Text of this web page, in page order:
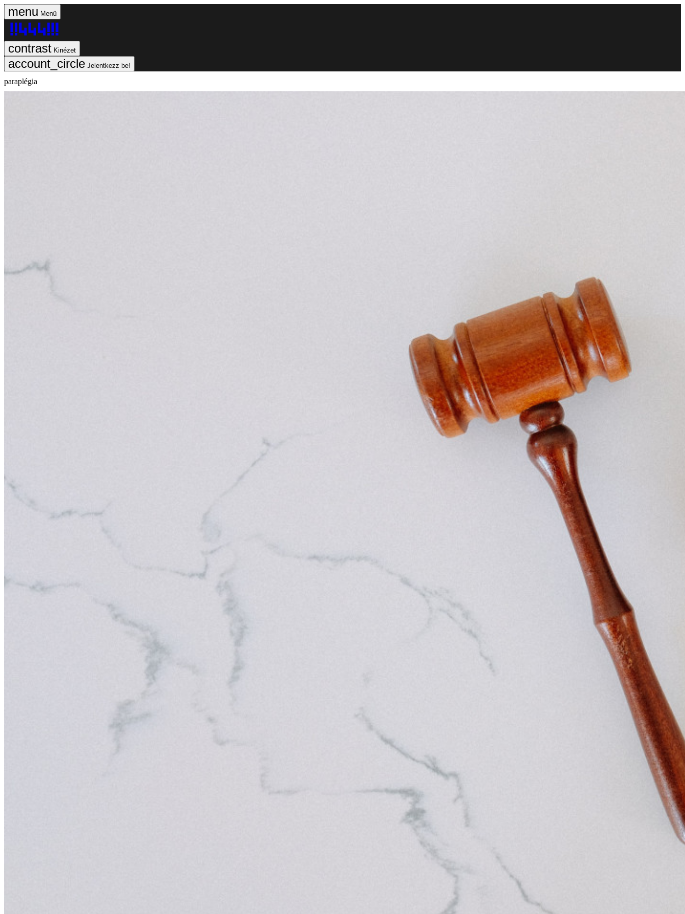
Menü
Kinézet
Jelentkezz be!
paraplégia